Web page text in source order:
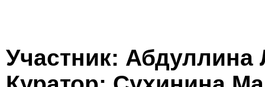
Участник: Абдуллина